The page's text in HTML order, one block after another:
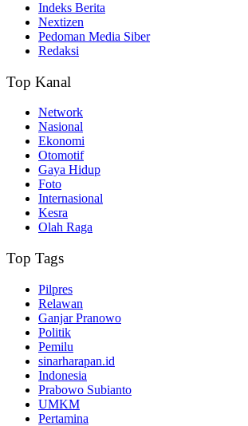
Indeks Berita
Nextizen
Pedoman Media Siber
Redaksi
Top Kanal
Network
Nasional
Ekonomi
Otomotif
Gaya Hidup
Foto
Internasional
Kesra
Olah Raga
Top Tags
Pilpres
Relawan
Ganjar Pranowo
Politik
Pemilu
sinarharapan.id
Indonesia
Prabowo Subianto
UMKM
Pertamina